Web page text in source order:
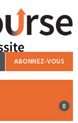
ABONNEZ-VOUS
0